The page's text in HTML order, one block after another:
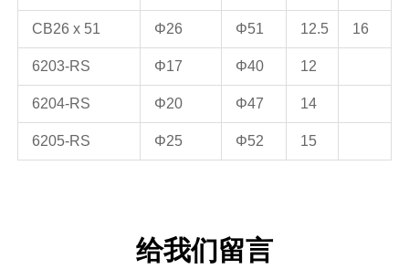
CB26 x 51 Φ26 Φ51 12.5 16
6203-RS Φ17 Φ40 12
6204-RS Φ20 Φ47 14
6205-RS Φ25 Φ52 15
给我们留言